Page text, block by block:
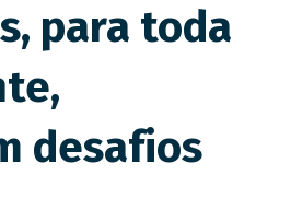
para toda
desafios